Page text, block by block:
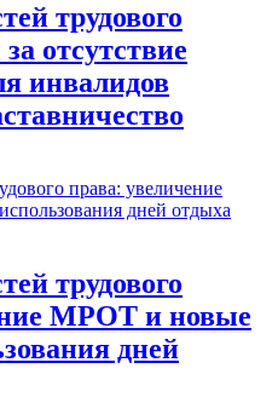
трудового
отсутствие
инвалидов
трудового
МРОТ и новые
дней